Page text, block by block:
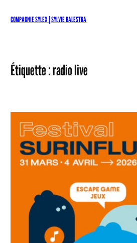
auCOMPAGNIE SYLEX | SYLVIE BALESTRA
Étiquette :radio live